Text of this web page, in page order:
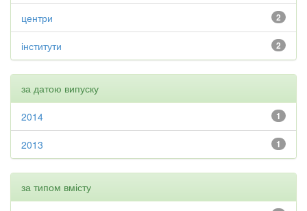
2
центри
2
інститути
за датою випуску
1
2014
1
2013
за типом вмісту